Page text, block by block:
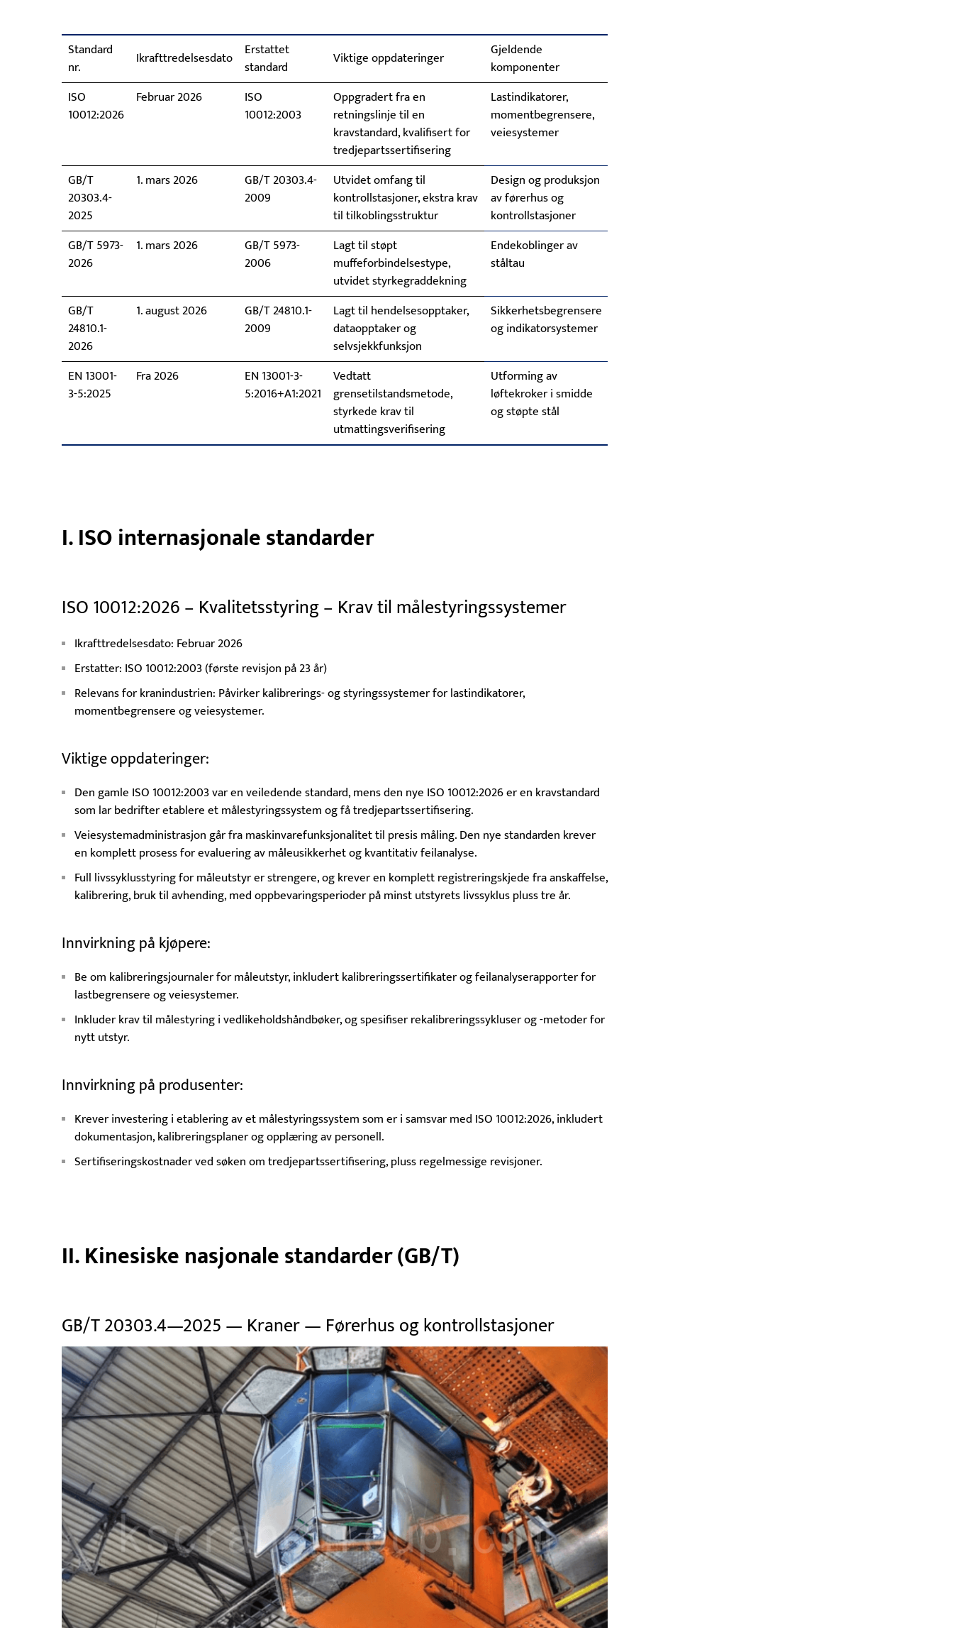
Standard
nr.
Ikrafttredelsesdato
Erstattet
standard
Viktige oppdateringer
Gjeldende
komponenter
ISO
10012:2026
Februar 2026
ISO
10012:2003
Oppgradert fra en
retningslinje til en
kravstandard, kvalifisert for
tredjepartssertifisering
Lastindikatorer,
momentbegrensere,
veiesystemer
GB/T
20303.4-
2025
1. mars 2026
GB/T 20303.4-
2009
Utvidet omfang til
kontrollstasjoner, ekstra krav
til tilkoblingsstruktur
Design og produksjon
av førerhus og
kontrollstasjoner
GB/T 5973-
2026
1. mars 2026
GB/T 5973-
2006
Lagt til støpt
muffeforbindelsestype,
utvidet styrkegraddekning
Endekoblinger av
ståltau
GB/T
24810.1-
2026
1. august 2026
GB/T 24810.1-
2009
Lagt til hendelsesopptaker,
dataopptaker og
selvsjekkfunksjon
Sikkerhetsbegrensere
og indikatorsystemer
EN 13001-
3-5:2025
Fra 2026
EN 13001-3-
5:2016+A1:2021
Vedtatt
grensetilstandsmetode,
styrkede krav til
utmattingsverifisering
Utforming av
løftekroker i smidde
og støpte stål
I. ISO internasjonale standarder
ISO 10012:2026 – Kvalitetsstyring – Krav til målestyringssystemer
Ikrafttredelsesdato: Februar 2026
Erstatter: ISO 10012:2003 (første revisjon på 23 år)
Relevans for kranindustrien: Påvirker kalibrerings- og styringssystemer for lastindikatorer,
momentbegrensere og veiesystemer.
Viktige oppdateringer:
Den gamle ISO 10012:2003 var en veiledende standard, mens den nye ISO 10012:2026 er en kravstandard
som lar bedrifter etablere et målestyringssystem og få tredjepartssertifisering.
Veiesystemadministrasjon går fra maskinvarefunksjonalitet til presis måling. Den nye standarden krever
en komplett prosess for evaluering av måleusikkerhet og kvantitativ feilanalyse.
Full livssyklusstyring for måleutstyr er strengere, og krever en komplett registreringskjede fra anskaffelse,
kalibrering, bruk til avhending, med oppbevaringsperioder på minst utstyrets livssyklus pluss tre år.
Innvirkning på kjøpere:
Be om kalibreringsjournaler for måleutstyr, inkludert kalibreringssertifikater og feilanalyserapporter for
lastbegrensere og veiesystemer.
Inkluder krav til målestyring i vedlikeholdshåndbøker, og spesifiser rekalibreringssykluser og -metoder for
nytt utstyr.
Innvirkning på produsenter:
Krever investering i etablering av et målestyringssystem som er i samsvar med ISO 10012:2026, inkludert
dokumentasjon, kalibreringsplaner og opplæring av personell.
Sertifiseringskostnader ved søken om tredjepartssertifisering, pluss regelmessige revisjoner.
II. Kinesiske nasjonale standarder (GB/T)
GB/T 20303.4—2025 — Kraner — Førerhus og kontrollstasjoner